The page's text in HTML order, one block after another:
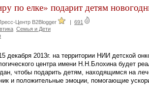
по елке» подарит детям
Центр B2Blogger | 691
Семья и Дети
декабря 2013г. на территории НИИ детской
центра имени Н.Н.Блохина будет
чтобы подарить детям, находящимся на
и положительные эмоции, помогающие